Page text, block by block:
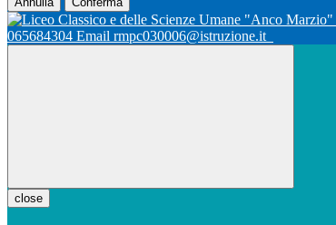
065684304 Email rmpc030006@istruzione.it
close